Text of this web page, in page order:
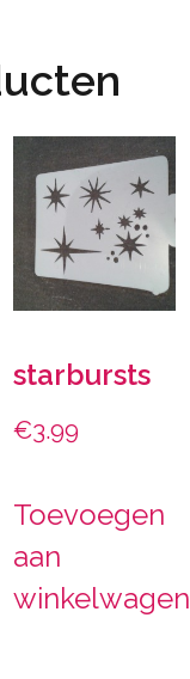
starbursts
€3.99
Toevoegen
aan
winkelwagen